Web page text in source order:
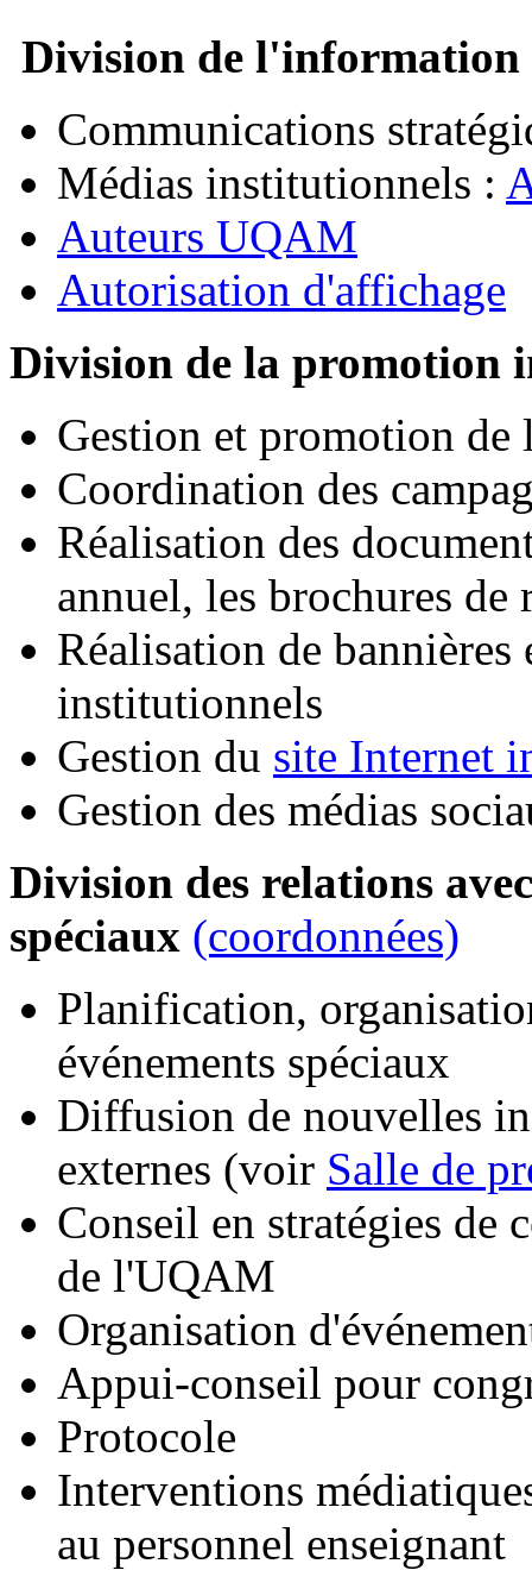
Division de l'information
Communications
Médias institutionnels :
Auteurs UQAM
Autorisation d'affichage
Division de la promotion
Gestion et promotion de
Coordination des
Réalisation des
annuel, les brochures de
Réalisation de
institutionnels
Gestion du site Internet
Gestion des médias
Division des relations
spéciaux (coordonnées)
Planification,
événements spéciaux
Diffusion de nouvelles
externes (voir Salle de
Conseil en stratégies de
de l'UQAM
Organisation
Appui-conseil pour
Protocole
Interventions
au personnel enseignant